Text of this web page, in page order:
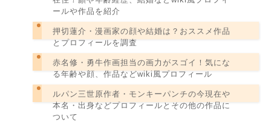
ールや作品を紹介
押切蓮介・漫画家の顔や結婚は？おススメ作品
とプロフィールを調査
赤名修・勇牛作画担当の画力がスゴイ！気にな
る年齢や顔、作品などwiki風プロフィール
ルパン三世原作者・モンキーパンチの今現在や
本名・出身などプロフィールとその他の作品に
ついて